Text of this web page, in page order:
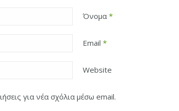
Όνομα *
Email *
Website
για νέα σχόλια μέσω email.